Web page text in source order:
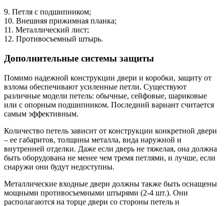
9. Петля с подшипником;
10. Внешняя прижимная планка;
11. Металлический лист;
12. Противосъемный штырь.
Дополнительные системы защиты
Помимо надежной конструкции двери и коробки, защиту от
взлома обеспечивают усиленные петли. Существуют
различные модели петель: обычные, сейфовые, шариковые
или с опорным подшипником. Последний вариант считается
самым эффективным.
Количество петель зависит от конструкции конкретной двери
– ее габаритов, толщины металла, вида наружной и
внутренней отделки. Даже если дверь не тяжелая, она должна
быть оборудована не менее чем тремя петлями, и лучше, если
снаружи они будут недоступны.
Металлические входные двери должны также быть оснащены
мощными противосъемными штырями (2-4 шт.). Они
располагаются на торце двери со стороны петель и